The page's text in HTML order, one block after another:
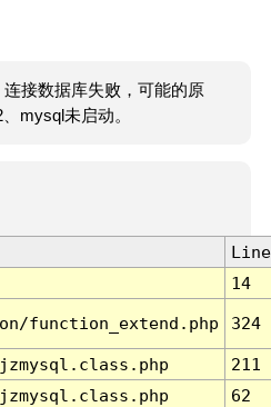
接数据库失败，可能的原
mysql未启动。
Line
14
function_extend.php 324
211
62